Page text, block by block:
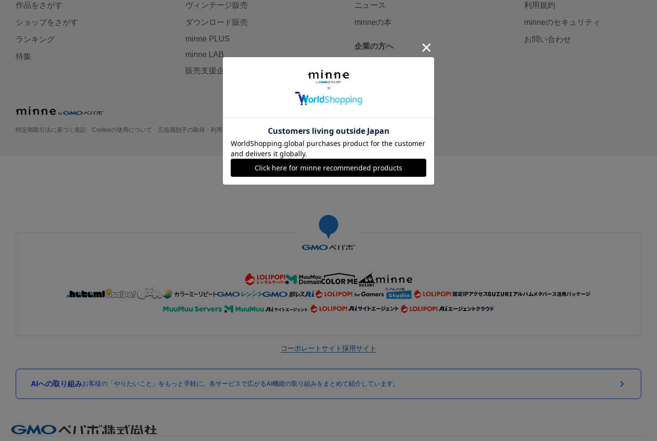
作品をさがす
ショップをさがす
ランキング
特集
ヴィンテージ販売
ダウンロード販売
minne PLUS
minne LAB
販売支援企画・イベント
ニュース
minneの本
企業の方へ
利用規約
minneのセキュリティ
お問い合わせ
特定商取引法に基づく表記 Cookieの使用について 広告識別子の取得・利用 プライバシーポリシー 会社概要 採用情報 メディアキット
©GMO Pepabo, Inc. All rights reserved.
コーポレートサイト採用サイト
AIへの取り組みお客様の「やりたいこと」をもっと手軽に。各サービスで広がるAI機能の取り組みをまとめて紹介しています。